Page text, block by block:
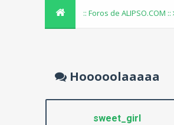
:: Foros de ALIPSO.COM ::
Hooooolaaaaa
sweet_girl